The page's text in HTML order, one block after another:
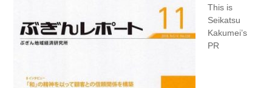
This is
Seikatsu
Kakumei’s
PR